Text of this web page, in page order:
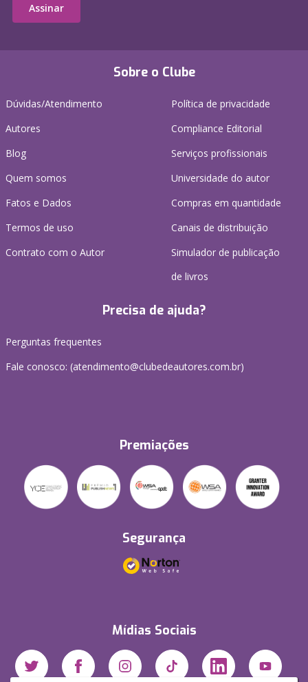
Sobre o Clube
Dúvidas/Atendimento
Autores
Blog
Quem somos
Fatos e Dados
Termos de uso
Contrato com o Autor
Política de privacidade
Compliance Editorial
Serviços profissionais
Universidade do autor
Compras em quantidade
Canais de distribuição
Simulador de publicação
de livros
Precisa de ajuda?
Perguntas frequentes
Fale conosco: (atendimento@clubedeautores.com.br)
Premiações
Segurança
Mídias Sociais
Assinar